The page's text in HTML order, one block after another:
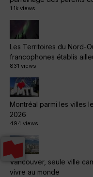
1.1k views
Les Territoires du Nord-
francophones établis
831 views
Montréal parmi les villes
2026
494 views
Vancouver, seule ville
vivre au monde